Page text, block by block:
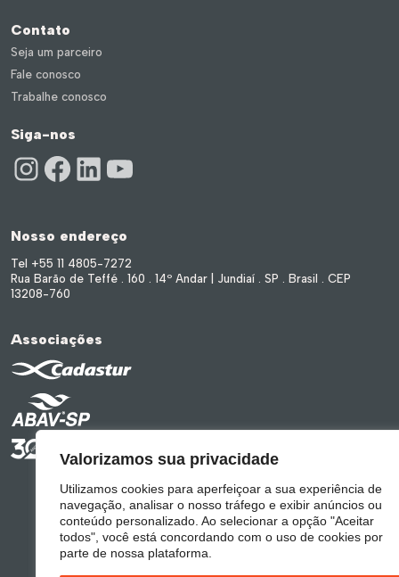
Contato
Seja um parceiro
Fale conosco
Trabalhe conosco
Siga-nos
Nosso endereço
Tel +55 11 4805-7272
Rua Barão de Teffé . 160 . 14º Andar | Jundiaí . SP . Brasil . CEP
13208-760
Associações
Valorizamos sua privacidade
Utilizamos cookies para aperfeiçoar a sua experiência de
navegação, analisar o nosso tráfego e exibir anúncios ou
conteúdo personalizado. Ao selecionar a opção "Aceitar
todos", você está concordando com o uso de cookies por
parte de nossa plataforma.